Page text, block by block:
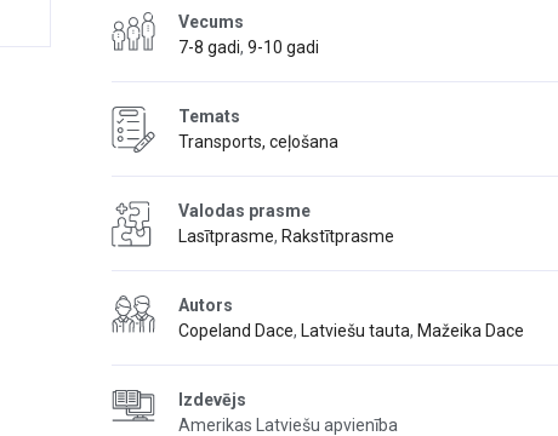
Vecums
7-8 gadi, 9-10 gadi
Temats
Transports, ceļošana
Valodas prasme
Lasītprasme, Rakstītprasme
Autors
Copeland Dace, Latviešu tauta, Mažeika Dace
Izdevējs
Amerikas Latviešu apvienība